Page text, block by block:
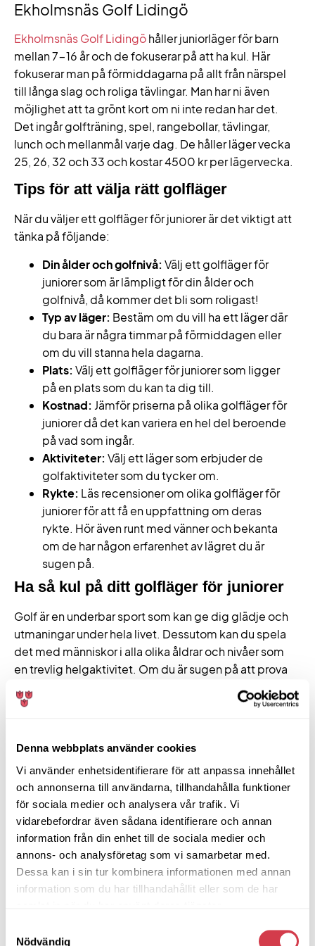
Denna webbplats använder cookies
Vi använder enhetsidentifierare för att anpassa innehållet
och annonserna till användarna, tillhandahålla funktioner
för sociala medier och analysera vår trafik. Vi
vidarebefordrar även sådana identifierare och annan
information från din enhet till de sociala medier och
annons- och analysföretag som vi samarbetar med.
Dessa kan i sin tur kombinera informationen med annan
information som du har tillhandahållit eller som de har
Nödvändig
Ekholmsnäs Golf Lidingö
Ekholmsnäs Golf Lidingöhåller juniorläger för barn
mellan 7-16 år och de fokuserar på att ha kul. Här
fokuserar man på förmiddagarna på allt från närspel
till långa slag och roliga tävlingar. Man har ni även
möjlighet att ta grönt kort om ni inte redan har det.
Det ingår golfträning, spel, rangebollar, tävlingar,
lunch och mellanmål varje dag. De håller läger vecka
25, 26, 32 och 33 och kostar 4500 kr per lägervecka.
Tips för att välja rätt golfläger
När du väljer ett golfläger för juniorer är det viktigt att
tänka på följande:
Din ålder och golfnivå: Välj ett golfläger för
juniorer som är lämpligt för din ålder och
golfnivå, då kommer det bli som roligast!
Typ av läger: Bestäm om du vill ha ett läger där
du bara är några timmar på förmiddagen eller
om du vill stanna hela dagarna.
Plats: Välj ett golfläger för juniorer som ligger
på en plats som du kan ta dig till.
Kostnad: Jämför priserna på olika golfläger för
juniorer då det kan variera en hel del beroende
på vad som ingår.
Aktiviteter: Välj ett läger som erbjuder de
golfaktiviteter som du tycker om.
Rykte: Läs recensioner om olika golfläger för
juniorer för att få en uppfattning om deras
rykte. Hör även runt med vänner och bekanta
om de har någon erfarenhet av lägret du är
sugen på.
Ha så kul på ditt golfläger för juniorer
Golf är en underbar sport som kan ge dig glädje och
utmaningar under hela livet. Dessutom kan du spela
det med människor i alla olika åldrar och nivåer som
en trevlig helgaktivitet. Om du är sugen på att prova
på golf, eller om du vill förbättra ditt spel, är golfläger
för juniorer det perfekta sättet att komma igång.
golfläger för juniorer som passar dig perfekt! Kom
även ihåg att det absolut viktigaste är att du har kul
och känner att du utvecklas och får ut något av
lägret, både spelmässigt men även
vänskapsmässigt. Stort lycka till önskar vi
på Tulpankungen!
Vanliga frågor om golfläger för